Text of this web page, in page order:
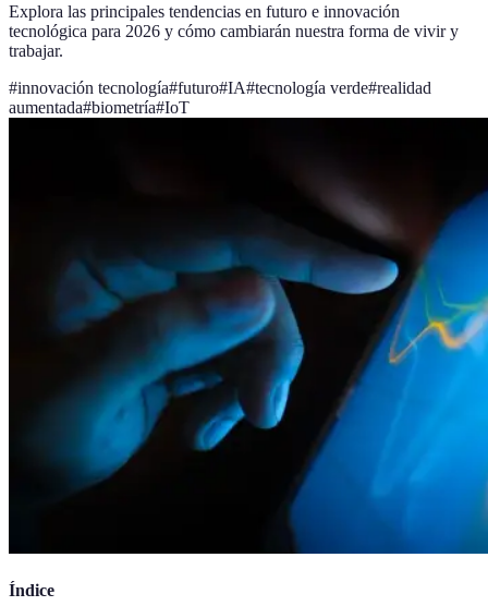
Explora las principales tendencias en futuro e innovación
tecnológica para 2026 y cómo cambiarán nuestra forma de vivir y
trabajar.
#innovación tecnología#futuro#IA#tecnología verde#realidad
aumentada#biometría#IoT
Índice